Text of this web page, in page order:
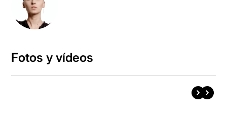
Fotos y vídeos